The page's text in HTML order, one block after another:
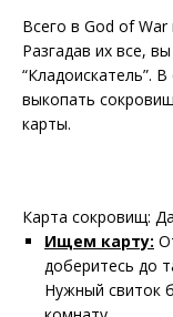
Всего в God of
Разгадав их все,
“Кладоискатель”.
выкопать
карты.
Карта сокровищ:
Ищем карту:
доберитесь до
Нужный свиток